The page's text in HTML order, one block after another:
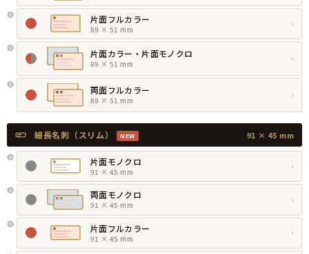
片面フルカラー
89 × 51 mm
›
片面カラー・片面モノクロ
89 × 51 mm
›
両面フルカラー
89 × 51 mm
›
細長名刺（スリム） NEW 91 × 45 mm
片面モノクロ
91 × 45 mm
›
両面モノクロ
91 × 45 mm
›
片面フルカラー
91 × 45 mm
›